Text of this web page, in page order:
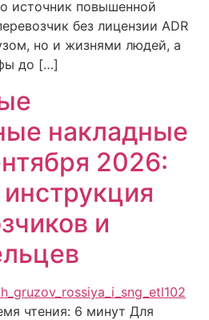
источник повышенной
без лицензии ADR
но и жизнями людей, а
до […]
накладные
2026:
и
чтения: 6 минут Для